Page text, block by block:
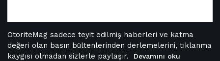
OtoriteMag sadece teyit edilmiş haberleri ve katma
değeri olan basın bültenlerinden derlemelerini, tıklanma
kaygısı olmadan sizlerle paylaşır.
Devamını oku